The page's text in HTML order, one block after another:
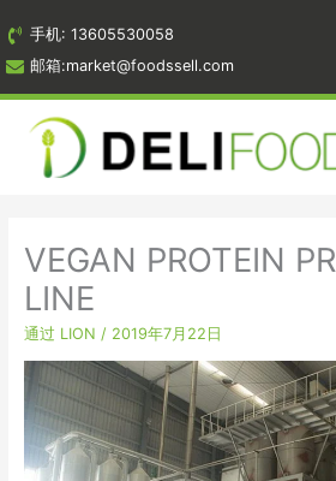
到
内
容
手机: 13605530058
邮箱:market@foodssell.com
VEGAN PROTEIN​
LINE
通过 LION / 2019年7月22日